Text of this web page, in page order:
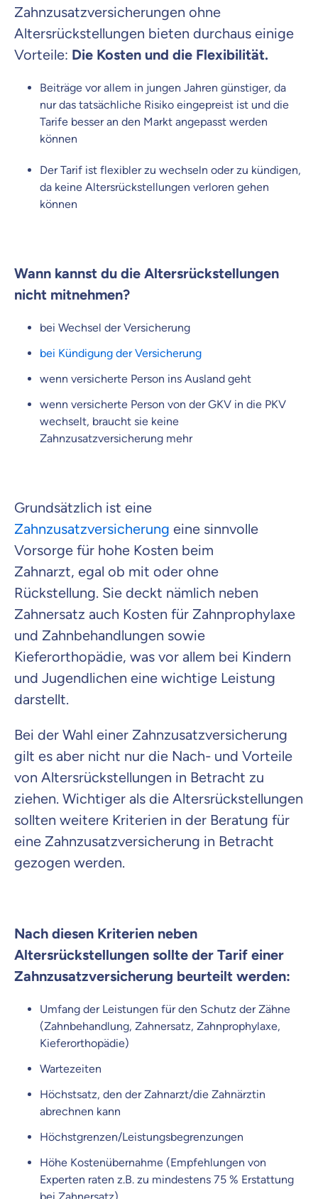
Zahnzusatzversicherungen ohne
Altersrückstellungen bieten durchaus einige
Vorteile: Die Kosten und die Flexibilität.
Beiträge vor allem in jungen Jahren günstiger, da
nur das tatsächliche Risiko eingepreist ist und die
Tarife besser an den Markt angepasst werden
können
Der Tarif ist flexibler zu wechseln oder zu kündigen,
da keine Altersrückstellungen verloren gehen
können
Wann kannst du die Altersrückstellungen
nicht mitnehmen?
bei Wechsel der Versicherung
bei Kündigung der Versicherung
wenn versicherte Person ins Ausland geht
wenn versicherte Person von der GKV in die PKV
wechselt, braucht sie keine
Zahnzusatzversicherung mehr
Grundsätzlich ist eine
Zahnzusatzversicherung eine sinnvolle
Vorsorge für hohe Kosten beim
Zahnarzt, egal ob mit oder ohne
Rückstellung. Sie deckt nämlich neben
Zahnersatz auch Kosten für Zahnprophylaxe
und Zahnbehandlungen sowie
Kieferorthopädie, was vor allem bei Kindern
und Jugendlichen eine wichtige Leistung
darstellt.
Bei der Wahl einer Zahnzusatzversicherung
gilt es aber nicht nur die Nach- und Vorteile
von Altersrückstellungen in Betracht zu
ziehen. Wichtiger als die Altersrückstellungen
sollten weitere Kriterien in der Beratung für
eine Zahnzusatzversicherung in Betracht
gezogen werden.
Nach diesen Kriterien neben
Altersrückstellungen sollte der Tarif einer
Zahnzusatzversicherung beurteilt werden:
Umfang der Leistungen für den Schutz der Zähne
(Zahnbehandlung, Zahnersatz, Zahnprophylaxe,
Kieferorthopädie)
Wartezeiten
Höchstsatz, den der Zahnarzt/die Zahnärztin
abrechnen kann
Höchstgrenzen/Leistungsbegrenzungen
Höhe Kostenübernahme (Empfehlungen von
Experten raten z.B. zu mindestens 75 % Erstattung